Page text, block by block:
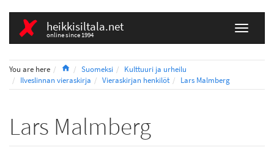
heikkisiltala.net
online since 1994
You are here HomeSuomeksi
Kulttuuri ja urheilu
Ilveslinnan vieraskirja
Vieraskirjan henkilöt Lars Malmberg
Lars Malmberg